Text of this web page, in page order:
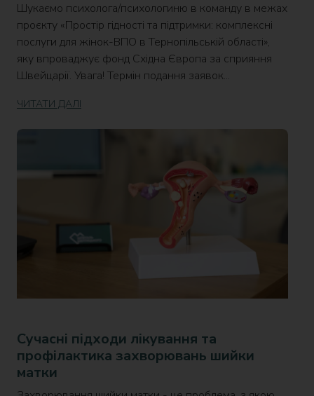
Шукаємо психолога/психологиню в команду в межах
проєкту «Простір гідності та підтримки: комплексні
послуги для жінок-ВПО в Тернопільській області»,
яку впроваджує фонд Східна Європа за сприяння
Швейцарії. Увага! Термін подання заявок...
ЧИТАТИ ДАЛІ
Сучасні підходи лікування та
профілактика захворювань шийки
матки